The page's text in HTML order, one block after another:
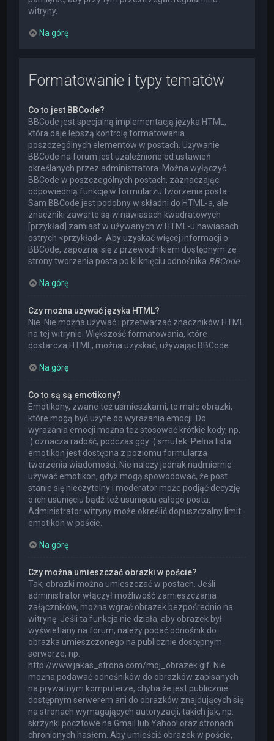
witryny.
Na górę
Formatowanie i typy tematów
Co to jest BBCode?
BBCode jest specjalną implementacją języka HTML,
która daje lepszą kontrolę formatowania
poszczególnych elementów w postach. Używanie
BBCode na forum jest uzależnione od ustawień
określanych przez administratora. Można wyłączyć
BBCode w poszczególnych postach, zaznaczając
odpowiednią funkcję w formularzu tworzenia posta.
Sam BBCode jest podobny w składni do HTML-a, ale
znaczniki zawarte są w nawiasach kwadratowych
[przykład] zamiast w używanych w HTML-u nawiasach
ostrych <przykład>. Aby uzyskać więcej informacji o
BBCode, zapoznaj się z przewodnikiem dostępnym ze
strony tworzenia posta po kliknięciu odnośnika BBCode.
Na górę
Czy można używać języka HTML?
Nie. Nie można używać i przetwarzać znaczników HTML
na tej witrynie. Większość formatowania, które
dostarcza HTML, można uzyskać, używając BBCode.
Na górę
Co to są są emotikony?
Emotikony, zwane też uśmieszkami, to małe obrazki,
które mogą być użyte do wyrażania emocji. Do
wyrażania emocji można też stosować krótkie kody, np.
:) oznacza radość, podczas gdy :( smutek. Pełna lista
emotikon jest dostępna z poziomu formularza
tworzenia wiadomości. Nie należy jednak nadmiernie
używać emotikon, gdyż mogą spowodować, że post
stanie się nieczytelny i moderator może podjąć decyzję
o ich usunięciu bądź też usunięciu całego posta.
Administrator witryny może określić dopuszczalny limit
emotikon w poście.
Na górę
Czy można umieszczać obrazki w poście?
Tak, obrazki można umieszczać w postach. Jeśli
administrator włączył możliwość zamieszczania
załączników, można wgrać obrazek bezpośrednio na
witrynę. Jeśli ta funkcja nie działa, aby obrazek był
wyświetlany na forum, należy podać odnośnik do
obrazka umieszczonego na publicznie dostępnym
serwerze, np.
http://www.jakas_strona.com/moj_obrazek.gif. Nie
można podawać odnośników do obrazków zapisanych
na prywatnym komputerze, chyba że jest publicznie
dostępnym serwerem ani do obrazków znajdujących się
na stronach wymagających autoryzacji, takich jak, np.
skrzynki pocztowe na Gmail lub Yahoo! oraz stronach
chronionych hasłem. Aby umieścić obrazek w poście,